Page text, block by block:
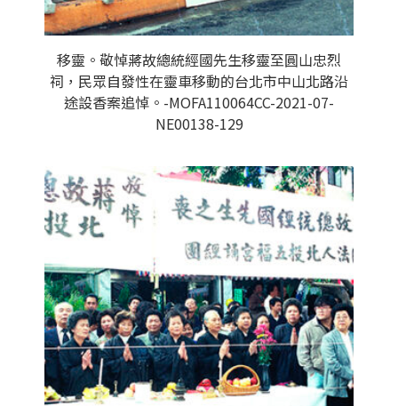
移靈。敬悼蔣故總統經國先生移靈至圓山忠烈
祠，民眾自發性在靈車移動的台北市中山北路沿
途設香案追悼。-MOFA110064CC-2021-07-
NE00138-129